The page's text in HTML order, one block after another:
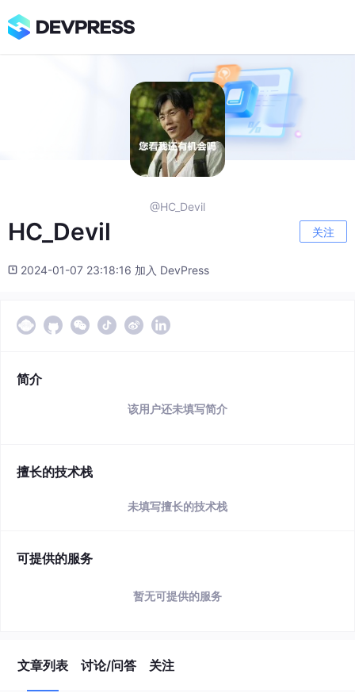
@HC_Devil
HC_Devil 关注
2024-01-07 23:18:16 加入 DevPress
简介
该用户还未填写简介
擅长的技术栈
未填写擅长的技术栈
可提供的服务
暂无可提供的服务
文章列表 讨论/问答 关注